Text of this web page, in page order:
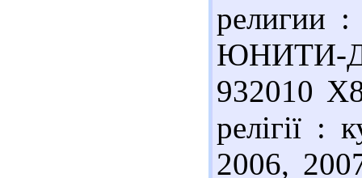
религии
ЮНИТИ-
932010
релігії :
2006,